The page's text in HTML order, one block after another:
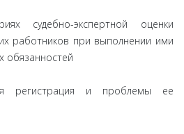
судебно-экспертной оценки
работников при выполнении ими
обязанностей
регистрация и проблемы ее